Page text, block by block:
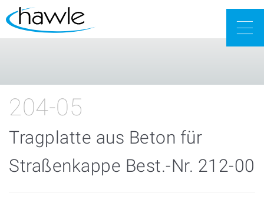
204-05
Tragplatte aus Beton für
Straßenkappe Best.-Nr. 212-00